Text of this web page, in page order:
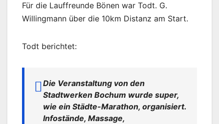
Für die Lauffreunde Bönen war Todt. G.
Willingmann über die 10km Distanz am Start.
Todt berichtet:
Die Veranstaltung von den
Stadtwerken Bochum wurde super,
wie ein Städte-Marathon, organisiert.
Infostände, Massage,